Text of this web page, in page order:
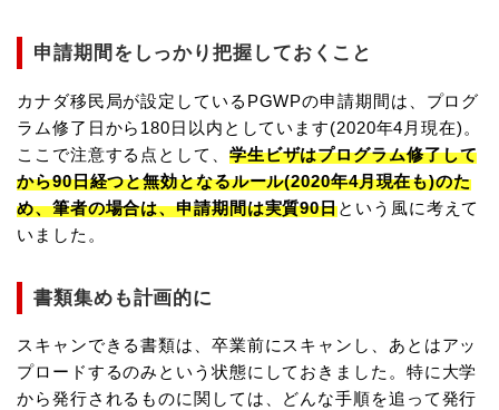
申請期間をしっかり把握しておくこと
カナダ移民局が設定しているPGWPの申請期間は、プログ
ラム修了日から180日以内としています(2020年4月現在)。
ここで注意する点として、 学生ビザはプログラム修了して
から90日経つと無効となるルール(2020年4月現在も)のた
め、筆者の場合は、申請期間は実質90日という風に考えて
いました。
書類集めも計画的に
スキャンできる書類は、卒業前にスキャンし、あとはアッ
プロードするのみという状態にしておきました。特に大学
から発行されるものに関しては、どんな手順を追って発行